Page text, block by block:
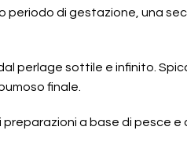
periodo di gestazione, una
perlage sottile e infinito.
finale.
a base di pesce e